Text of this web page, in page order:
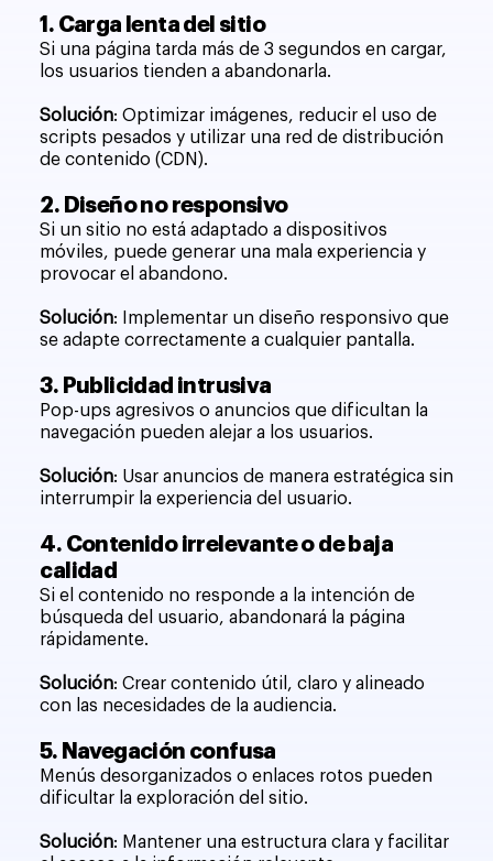
1. Carga lenta del sitio
Si una página tarda más de 3 segundos en cargar,
los usuarios tienden a abandonarla.
Solución: Optimizar imágenes, reducir el uso de
scripts pesados y utilizar una red de distribución
de contenido (CDN).
2. Diseño no responsivo
Si un sitio no está adaptado a dispositivos
móviles, puede generar una mala experiencia y
provocar el abandono.
Solución: Implementar un diseño responsivo que
se adapte correctamente a cualquier pantalla.
3. Publicidad intrusiva
Pop-ups agresivos o anuncios que dificultan la
navegación pueden alejar a los usuarios.
Solución: Usar anuncios de manera estratégica sin
interrumpir la experiencia del usuario.
4. Contenido irrelevante o de baja
calidad
Si el contenido no responde a la intención de
búsqueda del usuario, abandonará la página
rápidamente.
Solución: Crear contenido útil, claro y alineado
con las necesidades de la audiencia.
5. Navegación confusa
Menús desorganizados o enlaces rotos pueden
dificultar la exploración del sitio.
Solución: Mantener una estructura clara y facilitar